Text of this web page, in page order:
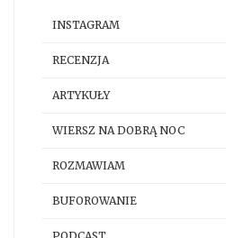
INSTAGRAM
RECENZJA
ARTYKUŁY
WIERSZ NA DOBRĄ NOC
ROZMAWIAM
BUFOROWANIE